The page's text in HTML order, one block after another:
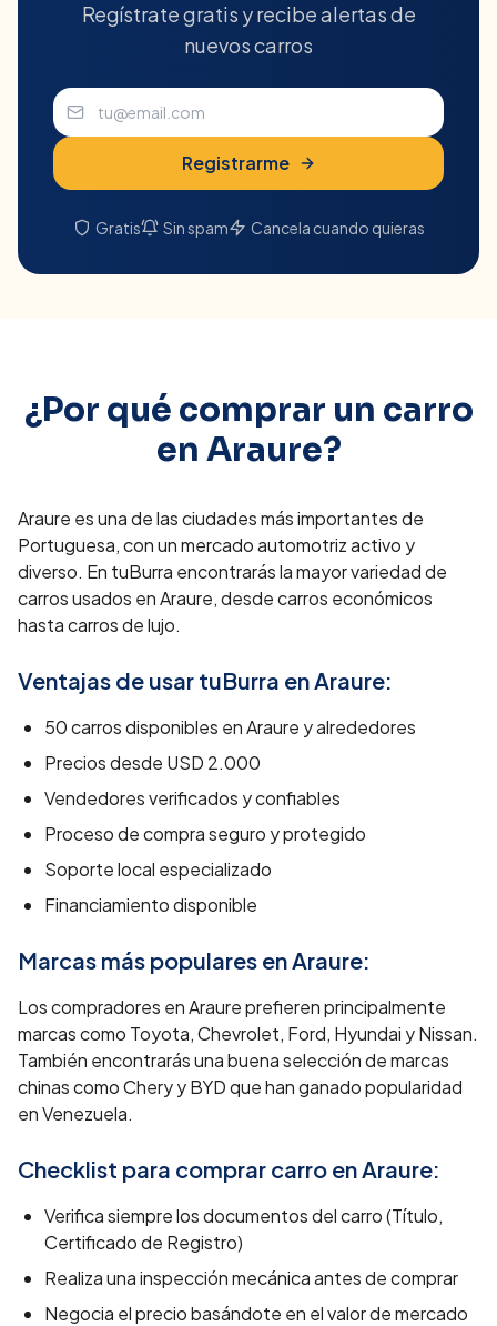
Regístrate gratis y recibe alertas de
nuevos carros
Registrarme
Gratis Sin spam Cancela cuando quieras
¿Por qué comprar un carro
en Araure?
Araure es una de las ciudades más importantes de
Portuguesa, con un mercado automotriz activo y
diverso. En tuBurra encontrarás la mayor variedad de
carros usados en Araure, desde carros económicos
hasta carros de lujo.
Ventajas de usar tuBurra enAraure:
50carros disponibles enAraure y alrededores
Precios desde USD 2.000
Vendedores verificados y confiables
Proceso de compra seguro y protegido
Soporte local especializado
Financiamiento disponible
Marcas más populares enAraure:
Los compradores en Araure prefieren principalmente
marcas como Toyota, Chevrolet, Ford, Hyundai y Nissan.
También encontrarás una buena selección de marcas
chinas como Chery y BYD que han ganado popularidad
en Venezuela.
Checklist para comprar carro enAraure:
Verifica siempre los documentos del carro (Título,
Certificado de Registro)
Realiza una inspección mecánica antes de comprar
Negocia el precio basándote en el valor de mercado